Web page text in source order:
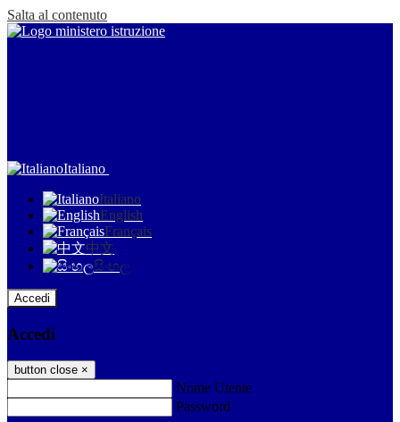
Salta al contenuto
Italiano
Italiano
English
Français
中文
සිංහල
Accedi
Accedi
button close ×
Nome Utente
Password